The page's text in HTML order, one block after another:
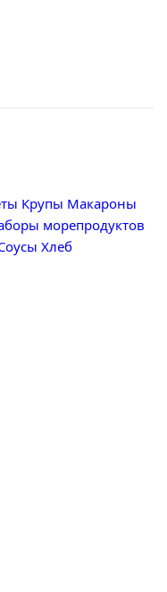
Крупы Макароны
морепродуктов
Хлеб